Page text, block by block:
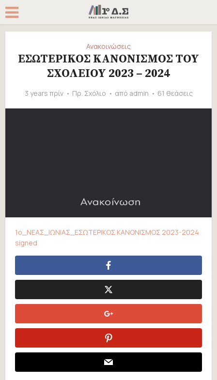
Ανακοινώσεις
ΕΣΩΤΕΡΙΚΟΣ ΚΑΝΟΝΙΣΜΟΣ ΤΟΥ
ΣΧΟΛΕΙΟΥ 2023 – 2024
3 years πρίν Πρ. Σχόλιο από admin 61 θεάσεις
1o_NEAΣ_ΙΩΝΙΑΣ_ΕΣΩΤΕΡΙΚΟΣ ΚΑΝΟΝΙΣΜΟΣ 2023-2024
signed